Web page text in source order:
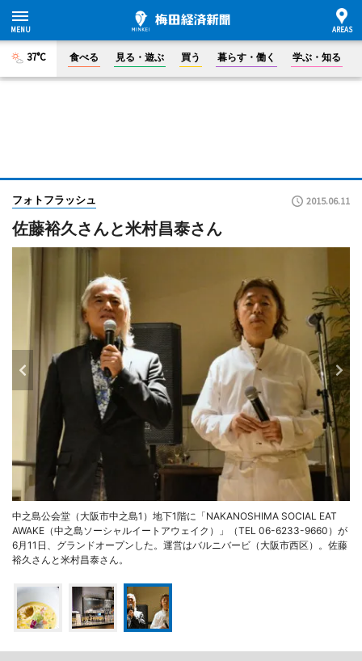
37°C 食べる 見る・遊ぶ 買う 暮らす・働く 学ぶ・知る
フォトフラッシュ 2015.06.11
佐藤裕久さんと米村昌泰さん
中之島公会堂（大阪市中之島1）地下1階に「NAKANOSHIMA SOCIAL EAT
AWAKE（中之島ソーシャルイートアウェイク）」（TEL 06-6233-9660）が
6月11日、グランドオープンした。運営はバルニバービ（大阪市西区）。佐藤
裕久さんと米村昌泰さん。